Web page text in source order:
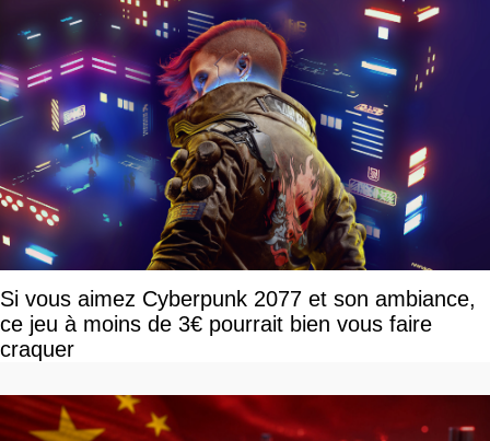
Si vous aimez Cyberpunk 2077 et son ambiance,
ce jeu à moins de 3€ pourrait bien vous faire
craquer